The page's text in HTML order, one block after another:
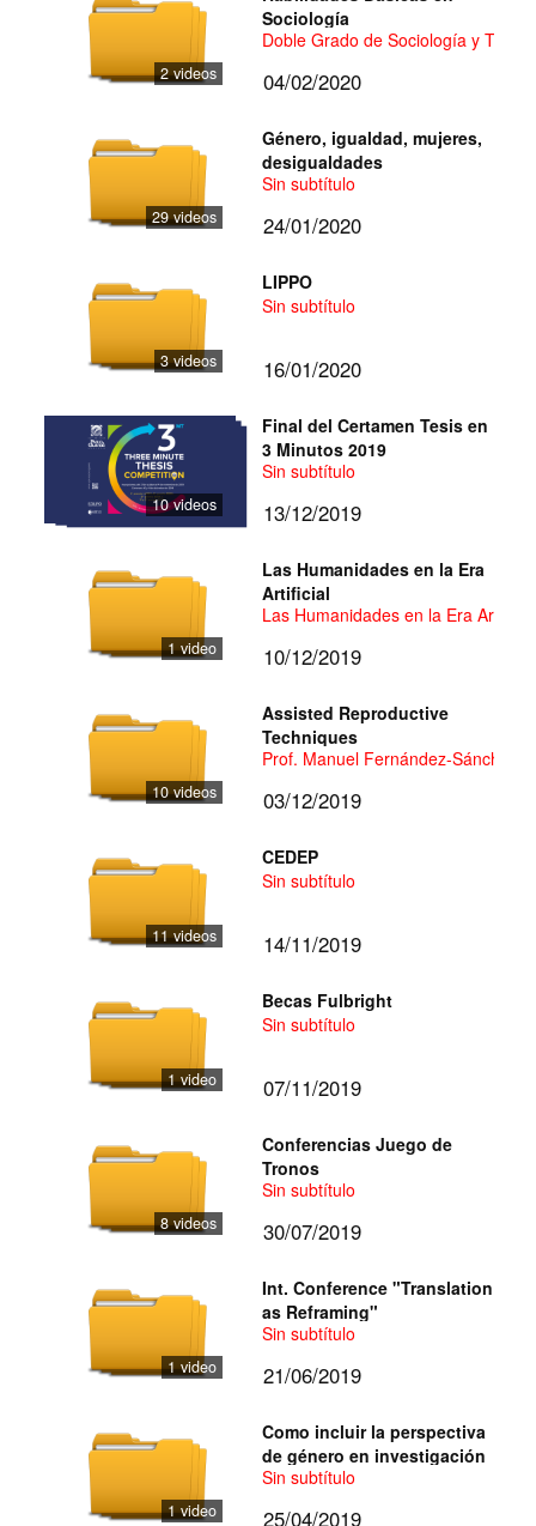
2 videos
Sociología
Doble Grado de Sociología y
04/02/2020
29 videos
Género, igualdad, mujeres,
desigualdades
Sin subtítulo
24/01/2020
3 videos
LIPPO
Sin subtítulo
16/01/2020
10 videos
Final del Certamen Tesis en
3 Minutos 2019
Sin subtítulo
13/12/2019
1 video
Las Humanidades en la Era
Artificial
Las Humanidades en la Era Artificial
10/12/2019
10 videos
Assisted Reproductive
Techniques
Prof. Manuel Fernández-Sánchez
03/12/2019
11 videos
CEDEP
Sin subtítulo
14/11/2019
1 video
Becas Fulbright
Sin subtítulo
07/11/2019
8 videos
Conferencias Juego de
Tronos
Sin subtítulo
30/07/2019
1 video
Int. Conference "Translation
as Reframing"
Sin subtítulo
21/06/2019
1 video
Como incluir la perspectiva
de género en investigación
Sin subtítulo
25/04/2019